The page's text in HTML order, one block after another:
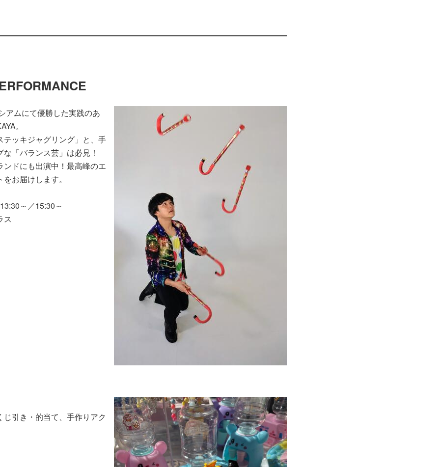
アムにて優勝した実践のあ
。
テッキジャグリング」と、手
「バランス芸」は必見！
ンドにも出演中！最高峰のエ
お届けします。
～／15:30～
ス
引き・的当て、手作りアク